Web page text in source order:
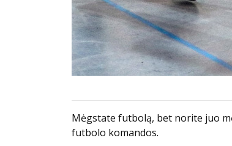
Mėgstate futbolą, bet norite juo
futbolo komandos.